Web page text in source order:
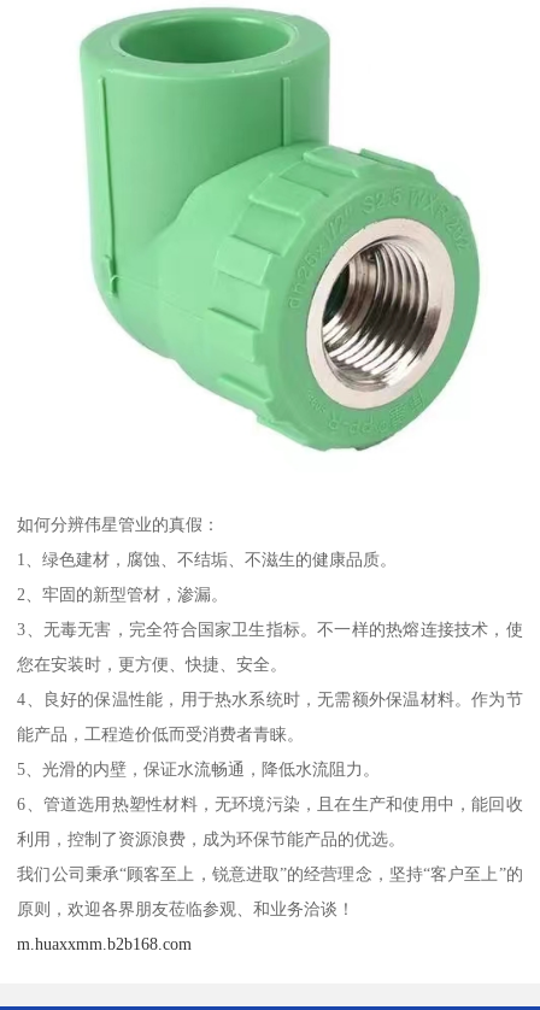
如何分辨伟星管业的真假：
1、绿色建材，腐蚀、不结垢、不滋生的健康品质。
2、牢固的新型管材，渗漏。
3、无毒无害，完全符合国家卫生指标。不一样的热熔连接技术，使
您在安装时，更方便、快捷、安全。
4、良好的保温性能，用于热水系统时，无需额外保温材料。作为节
能产品，工程造价低而受消费者青睐。
5、光滑的内壁，保证水流畅通，降低水流阻力。
6、管道选用热塑性材料，无环境污染，且在生产和使用中，能回收
利用，控制了资源浪费，成为环保节能产品的优选。
我们公司秉承“顾客至上，锐意进取”的经营理念，坚持“客户至上”的
原则，欢迎各界朋友莅临参观、和业务洽谈！
m.huaxxmm.b2b168.com